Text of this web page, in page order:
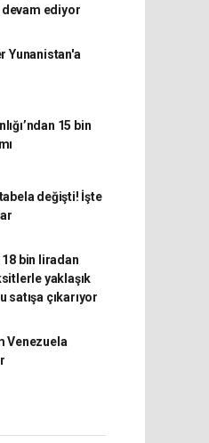
ediyor
Yunanistan'a
15 bin
değişti! İşte
18 bin liradan
yaklaşık
satışa çıkarıyor
Venezuela